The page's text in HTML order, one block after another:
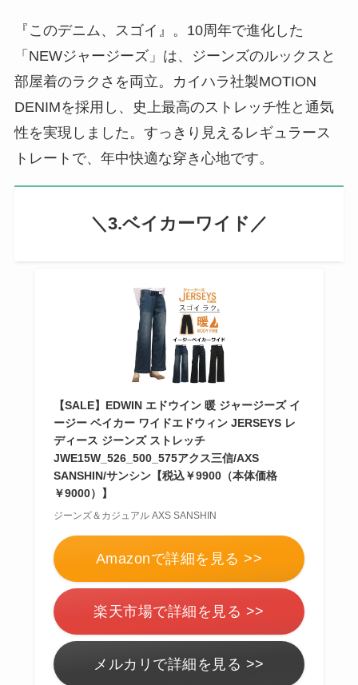
『このデニム、スゴイ』。10周年で進化した
「NEWジャージーズ」は、ジーンズのルックスと
部屋着のラクさを両立。カイハラ社製MOTION
DENIMを採用し、史上最高のストレッチ性と通気
性を実現しました。すっきり見えるレギュラース
トレートで、年中快適な穿き心地です。
＼3.ベイカーワイド／
【SALE】EDWIN エドウイン 暖 ジャージーズ イ
ージー ベイカー ワイドエドウィン JERSEYS レ
ディース ジーンズ ストレッチ
JWE15W_526_500_575アクス三信/AXS
SANSHIN/サンシン【税込￥9900（本体価格
￥9000）】
ジーンズ＆カジュアル AXS SANSHIN
Amazonで詳細を見る >>
楽天市場で詳細を見る >>
メルカリで詳細を見る >>